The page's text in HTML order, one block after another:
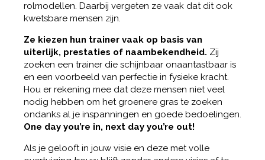
rolmodellen. Daarbij vergeten ze vaak dat dit ook
kwetsbare mensen zijn.
Ze kiezen hun trainer vaak op basis van
uiterlijk, prestaties of naambekendheid. Zij
zoeken een trainer die schijnbaar onaantastbaar is
en een voorbeeld van perfectie in fysieke kracht.
Hou er rekening mee dat deze mensen niet veel
nodig hebben om het groenere gras te zoeken
ondanks al je inspanningen en goede bedoelingen.
One day you’re in, next day you’re out!
Als je gelooft in jouw visie en deze met volle